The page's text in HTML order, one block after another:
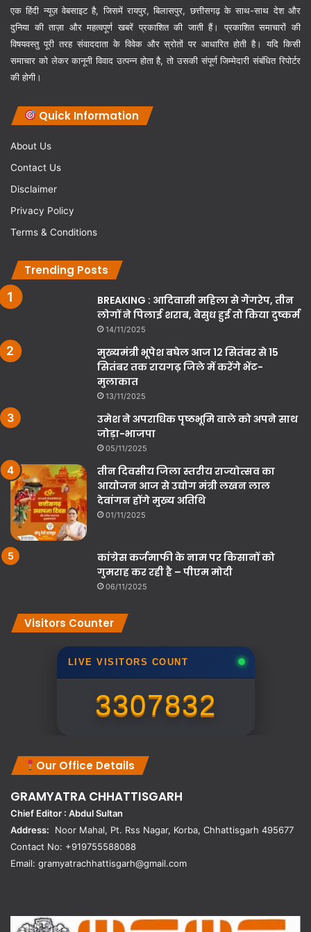
एक हिंदी न्यूज़ वेबसाइट है, जिसमें रायपुर, बिलासपुर, छत्तीसगढ़ के साथ-साथ देश और
दुनिया की ताज़ा और महत्वपूर्ण खबरें प्रकाशित की जाती हैं। प्रकाशित समाचारों की
विषयवस्तु पूरी तरह संवाददाता के विवेक और स्रोतों पर आधारित होती है। यदि किसी
समाचार को लेकर कानूनी विवाद उत्पन्न होता है, तो उसकी संपूर्ण जिम्मेदारी संबंधित रिपोर्टर
की होगी।
Quick Information
About Us
Contact Us
Disclaimer
Privacy Policy
Terms & Conditions
Trending Posts
BREAKING : आदिवासी महिला से गैंगरेप, तीन
लोगों ने पिलाई शराब, बेसुध हुई तो किया दुष्कर्म
14/11/2025
मुख्यमंत्री भूपेश बघेल आज 12 सितंबर से 15
सितंबर तक रायगढ़ जिले में करेंगे भेंट-
मुलाकात
13/11/2025
उमेश ने अपराधिक पृष्ठभूमि वाले को अपने साथ
जोड़ा-भाजपा
05/11/2025
तीन दिवसीय जिला स्तरीय राज्योत्सव का
आयोजन आज से उद्योग मंत्री लखन लाल
देवांगन होंगे मुख्य अतिथि
01/11/2025
कांग्रेस कर्जमाफी के नाम पर किसानों को
गुमराह कर रही है – पीएम मोदी
06/11/2025
Visitors Counter
LIVE VISITORS COUNT
3307832
Our Office Details
GRAMYATRA CHHATTISGARH
Chief Editor : Abdul Sultan
Address: Noor Mahal, Pt. Rss Nagar, Korba, Chhattisgarh 495677
Contact No: +919755588088
Email: gramyatrachhattisgarh@gmail.com